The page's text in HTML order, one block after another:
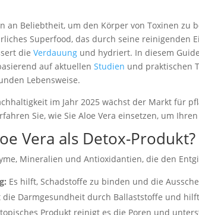
an Beliebtheit, um den Körper von Toxinen zu
Superfood, das durch seine reinigenden
dieVerdauung und hydriert. In diesem
auf aktuellenStudien und praktischen
Lebensweise.
im Jahr 2025 wächst der Markt für
Sie, wie Sie Aloe Vera einsetzen, um
Vera als Detox-Produkt?
Mineralien und Antioxidantien, die den
Es hilft, Schadstoffe zu binden und die
die Darmgesundheit durch Ballaststoffe und
Produkt reinigt es die Poren und